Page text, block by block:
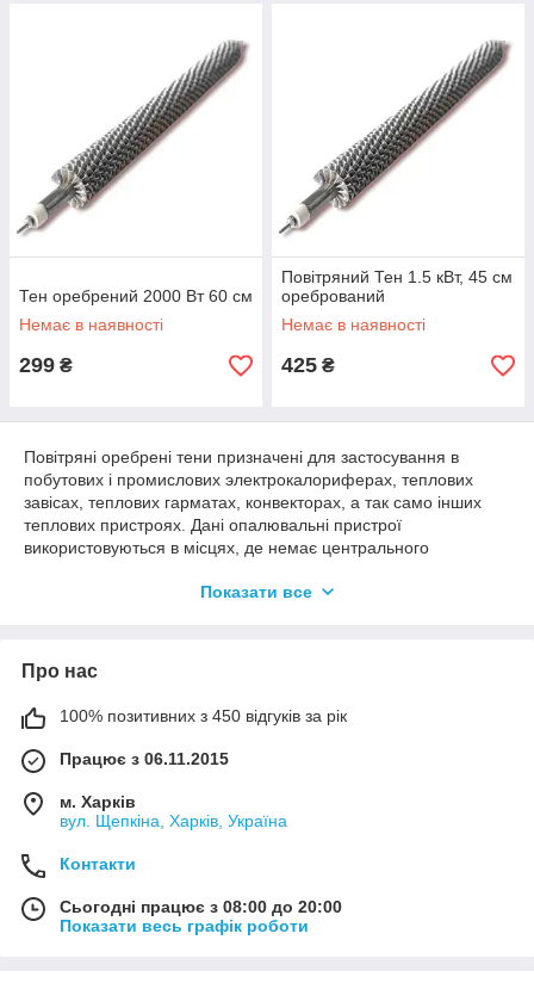
Тен оребрений 2000 Вт 60 см
Немає в наявності
299 ₴
Повітряний Тен 1.5 кВт, 45 см
оребрований
Немає в наявності
425 ₴
Повітряні оребрені тени призначені для застосування в
побутових і промислових электрокалориферах, теплових
завісах, теплових гарматах, конвекторах, а так само інших
теплових пристроях. Дані опалювальні пристрої
використовуються в місцях, де немає центрального
кліматичні умови диктують необхідність застосування саме
Тени повітряні оребрені (ТЭНР)
стержень на который прикреплена лента из
может быть оребрен полностью или фрагментарно, в
зависимости от необходимости и предполагаемого
Показати все
Про нас
100% позитивних з 450 відгуків за рік
Працює з 06.11.2015
м. Харків
вул. Щепкіна, Харків, Україна
Контакти
Сьогодні працює з 08:00 до 20:00
Показати весь графік роботи